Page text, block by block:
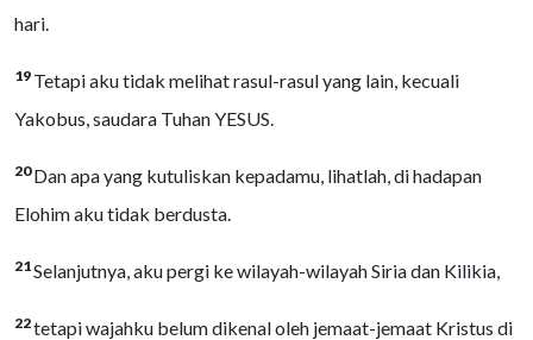
hari.
19 Tetapi aku tidak melihat rasul-rasul yang lain, kecuali
Yakobus, saudara Tuhan YESUS.
20Dan apa yang kutuliskan kepadamu, lihatlah, di hadapan
Elohim aku tidak berdusta.
21Selanjutnya, aku pergi ke wilayah-wilayah Siria dan Kilikia,
22tetapi wajahku belum dikenal oleh jemaat-jemaat Kristus di